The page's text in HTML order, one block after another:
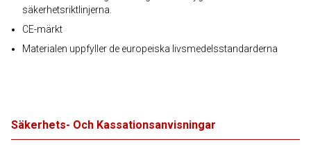
säkerhetsriktlinjerna.
CE-märkt
Materialen uppfyller de europeiska livsmedelsstandarderna
Säkerhets- Och Kassationsanvisningar